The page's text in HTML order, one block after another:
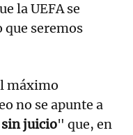
la UEFA se
seremos
máximo
no se apunte a
juicio" que, en